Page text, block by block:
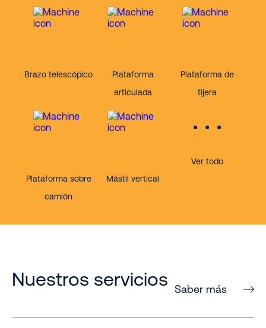
Brazo telescópico
Plataforma
articulada
Plataforma de
tijera
Plataforma sobre
camión
Mástil vertical
Ver todo
Nuestros servicios Saber más